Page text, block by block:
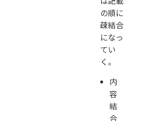
の順に
疎結合
になっ
てい
く。
内
容
結
合